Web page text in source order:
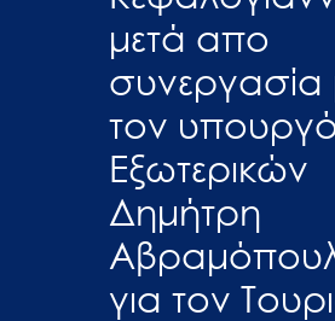
μετά απο
συνεργασία
τον υπουργό
Εξωτερικών
Δημήτρη
για τον